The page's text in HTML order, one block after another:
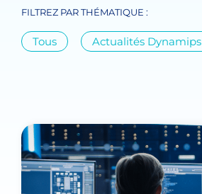
FILTREZ PAR THÉMATIQUE :
Tous Actualités Dynamips